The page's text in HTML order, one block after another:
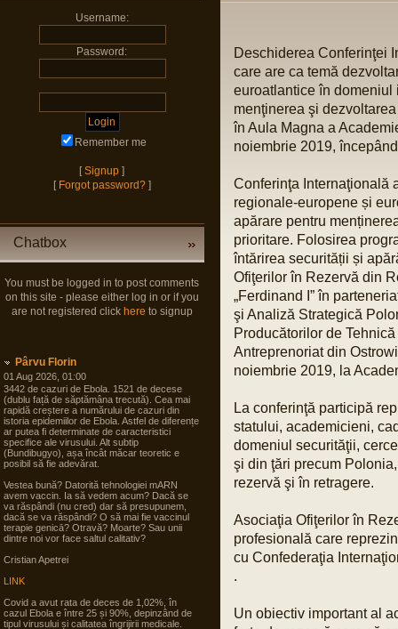
Username:
Password:
Remember me
[Signup ]
[ Forgot password? ]
Chatbox
You must be logged in to post comments
on this site - please either log in or if you
are not registered click here to signup
Pârvu Florin
01 Aug 2026, 01:00
3442 de cazuri de Ebola. 1521 de decese
(dublu față de săptămâna trecută). Cea mai
rapidă creștere a numărului de cazuri din
istoria epidemiilor de Ebola. Astfel de diferențe
ar putea fi determinate de caracteristici
specifice ale virusului. Alt subtip
(Bundibugyo), așa încât măcar teoretic e
posibil să fie adevărat.
Vestea bună? Datorită tehnologiei mARN
avem vaccin. Ia să vedem acum? Dacă se
va răspândi (nu cred) dar să presupunem,
dacă se va răspândi? O să mai fie vaccinul
terapie genicā? Otravă? Moarte? Sau unii
dintre noi vor face saltul calitativ?
Cristian Apetrei
LINK
Covid a avut rata de deces de 1,02%, în
cazul Ebola e între 25 și 90%, depinzând de
tipul virusului și calitatea îngrijirii medicale.
Deschiderea Conferinţei
care are ca temă
euroatlantice în domeniul
menţinerea şi
în Aula Magna a
noiembrie 2019,
Conferinţa Internaţională
regionale-europene și
apărare pentru
prioritare. Folosirea
întărirea securității și
Ofiţerilor în Rezervă din
„Ferdinand I” în
şi Analiză Strategică
Producătorilor de
Antreprenoriat din
noiembrie 2019, la
La conferinţă participă
statului, academicieni,
domeniul securităţii,
şi din ţări precum
rezervă şi în retragere.
Asociaţia Ofiţerilor în
profesională care
cu Confederaţia
.
Un obiectiv important al